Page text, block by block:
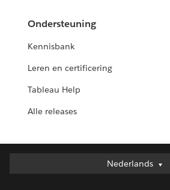
Ondersteuning
Kennisbank
Leren en certificering
Tableau Help
Alle releases
Nederlands
Nederlands